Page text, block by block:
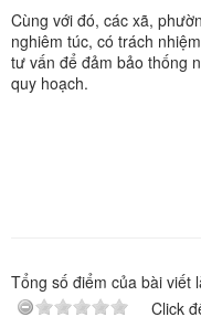
Cùng với đó, các xã,
nghiêm túc, có trách
tư vấn để đảm bảo thống
quy hoạch.
Tổng số điểm của bài viết
Click